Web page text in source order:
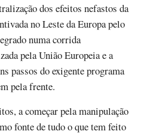
dos efeitos nefastos da
no Leste da Europa pelo
numa corrida
pela União Europeia e a
passos do exigente programa
pela frente.
a começar pela manipulação
fonte de tudo o que tem feito